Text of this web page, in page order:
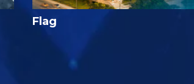
Flag